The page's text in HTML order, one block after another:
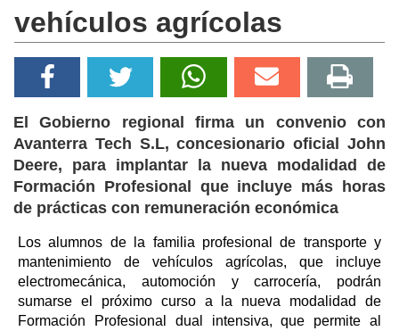
vehículos agrícolas
El Gobierno regional firma un convenio con
Avanterra Tech S.L, concesionario oficial John
Deere, para implantar la nueva modalidad de
Formación Profesional que incluye más horas
de prácticas con remuneración económica
Los alumnos de la familia profesional de transporte y
mantenimiento de vehículos agrícolas, que incluye
electromecánica, automoción y carrocería, podrán
sumarse el próximo curso a la nueva modalidad de
Formación Profesional dual intensiva, que permite al